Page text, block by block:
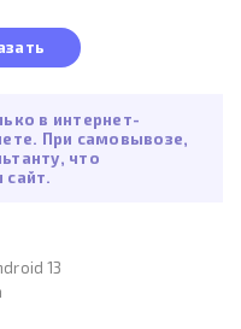
в интернет-
При самовывозе,
что
сайт.
13